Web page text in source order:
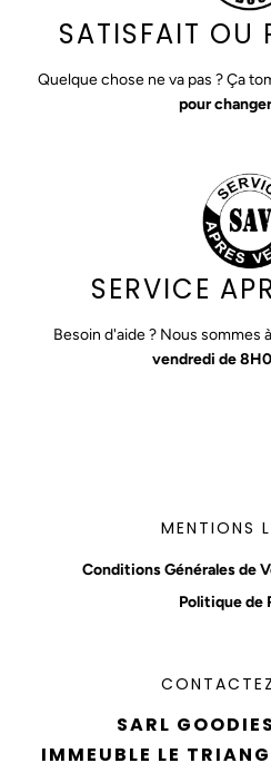
SATISFAIT OU
Quelque chose ne va pas ? Ça
pour
SERVICE
Besoin d'aide ? Nous sommes
vendredi de
MENTIONS
Conditions Générales de
Politique de
SARL
IMMEUBLE LE